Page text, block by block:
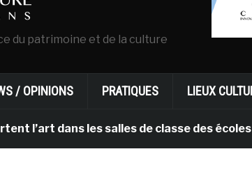
du patrimoine et de la culture
/ OPINIONS PRATIQUES LIEUX
dans les salles de classe des écoles